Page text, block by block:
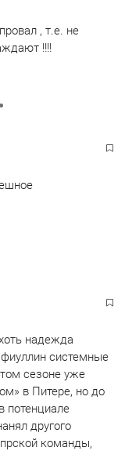
, т.е. не
!!!!
надежда
системные
сезоне уже
в Питере, но до
потенциале
другого
команды,